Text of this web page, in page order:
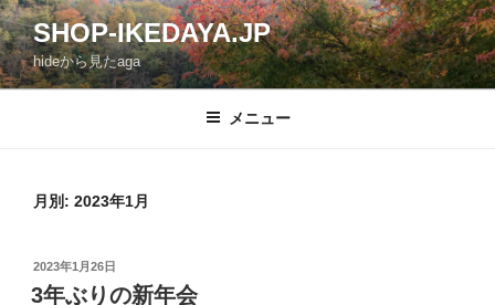
コ
ン
テ
ン
SHOP-IKEDAYA.JP
hideから見たaga
メニュー
月別: 2023年1月
投
稿
2023年1月26日
3年ぶりの新年会